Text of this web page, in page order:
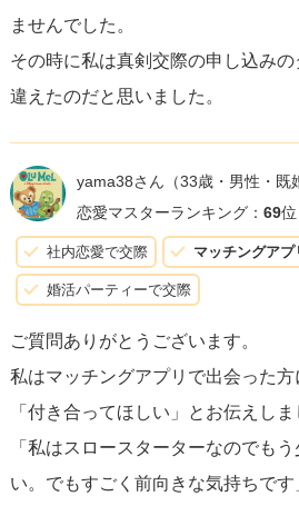
ませんでした。
その時に私は真剣交際の申し込み
違えたのだと思いました。
yama38さん （33歳・男性・既
恋愛マスターランキング： 69位
社内恋愛で交際 マッチングアプ
婚活パーティーで交際
ご質問ありがとうございます。
私はマッチングアプリで出会った
「付き合ってほしい」とお伝えし
「私はスロースターターなのでも
い。でもすごく前向きな気持ちで